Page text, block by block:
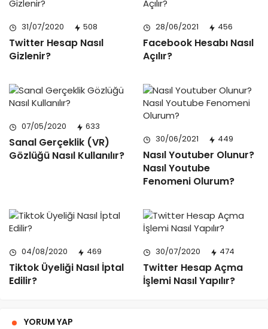
31/07/2020 508
Twitter Hesap Nasıl
Gizlenir?
28/06/2021 456
Facebook Hesabı Nasıl
Açılır?
07/05/2020 633
Sanal Gerçeklik (VR)
Gözlüğü Nasıl Kullanılır?
30/06/2021 449
Nasıl Youtuber Olunur?
Nasıl Youtube
Fenomeni Olurum?
04/08/2020 469
Tiktok Üyeliği Nasıl İptal
Edilir?
30/07/2020 474
Twitter Hesap Açma
İşlemi Nasıl Yapılır?
YORUM YAP